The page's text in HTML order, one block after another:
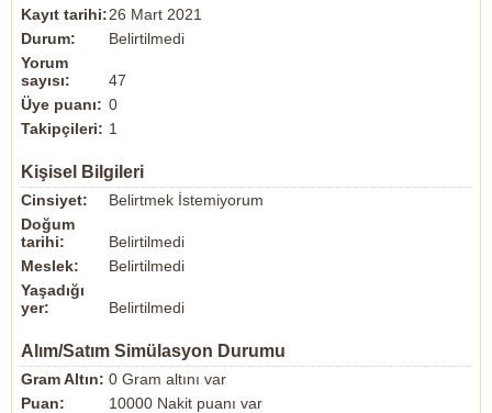
Kayıt tarihi:26 Mart 2021
Durum:
Belirtilmedi
Yorum
sayısı:
47
Üye puanı: 0
Takipçileri: 1
Kişisel Bilgileri
Cinsiyet:
Belirtmek İstemiyorum
Doğum
tarihi:
Belirtilmedi
Meslek:
Belirtilmedi
Yaşadığı
yer:
Belirtilmedi
Alım/Satım Simülasyon Durumu
Gram Altın: 0 Gram altını var
Puan:
10000 Nakit puanı var